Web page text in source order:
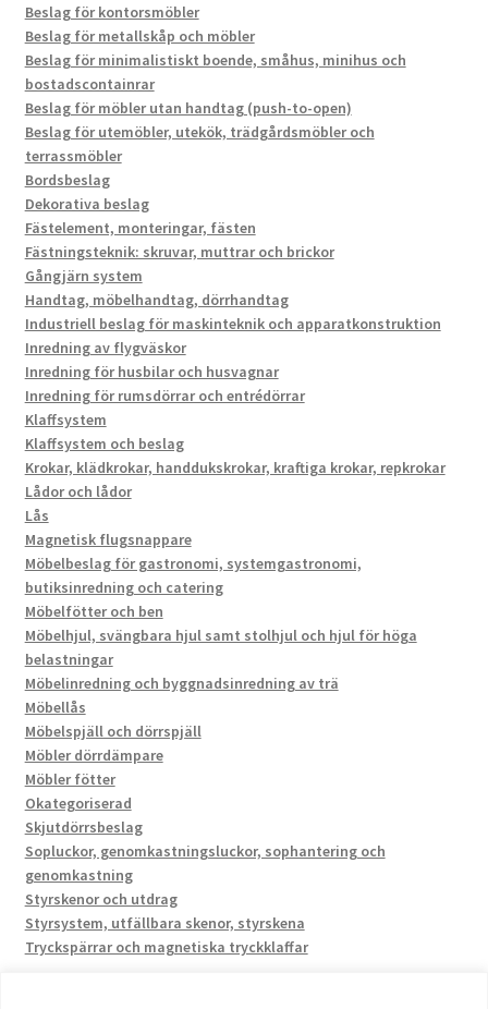
Beslag för kontorsmöbler
Beslag för metallskåp och möbler
Beslag för minimalistiskt boende, småhus, minihus och
bostadscontainrar
Beslag för möbler utan handtag (push-to-open)
Beslag för utemöbler, utekök, trädgårdsmöbler och
terrassmöbler
Bordsbeslag
Dekorativa beslag
Fästelement, monteringar, fästen
Fästningsteknik: skruvar, muttrar och brickor
Gångjärn system
Handtag, möbelhandtag, dörrhandtag
Industriell beslag för maskinteknik och apparatkonstruktion
Inredning av flygväskor
Inredning för husbilar och husvagnar
Inredning för rumsdörrar och entrédörrar
Klaffsystem
Klaffsystem och beslag
Krokar, klädkrokar, handdukskrokar, kraftiga krokar, repkrokar
Lådor och lådor
Lås
Magnetisk flugsnappare
Möbelbeslag för gastronomi, systemgastronomi,
butiksinredning och catering
Möbelfötter och ben
Möbelhjul, svängbara hjul samt stolhjul och hjul för höga
belastningar
Möbelinredning och byggnadsinredning av trä
Möbellås
Möbelspjäll och dörrspjäll
Möbler dörrdämpare
Möbler fötter
Okategoriserad
Skjutdörrsbeslag
Sopluckor, genomkastningsluckor, sophantering och
genomkastning
Styrskenor och utdrag
Styrsystem, utfällbara skenor, styrskena
Tryckspärrar och magnetiska tryckklaffar